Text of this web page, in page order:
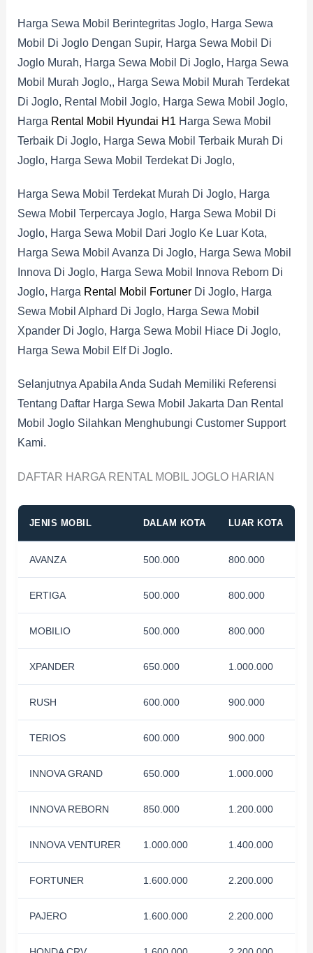
Harga Sewa Mobil Berintegritas Joglo, Harga Sewa
Mobil Di Joglo Dengan Supir, Harga Sewa Mobil Di
Joglo Murah, Harga Sewa Mobil Di Joglo, Harga Sewa
Mobil Murah Joglo,, Harga Sewa Mobil Murah Terdekat
Di Joglo, Rental Mobil Joglo, Harga Sewa Mobil Joglo,
Harga Rental Mobil Hyundai H1 Harga Sewa Mobil
Terbaik Di Joglo, Harga Sewa Mobil Terbaik Murah Di
Joglo, Harga Sewa Mobil Terdekat Di Joglo,
Harga Sewa Mobil Terdekat Murah Di Joglo, Harga
Sewa Mobil Terpercaya Joglo, Harga Sewa Mobil Di
Joglo, Harga Sewa Mobil Dari Joglo Ke Luar Kota,
Harga Sewa Mobil Avanza Di Joglo, Harga Sewa Mobil
Innova Di Joglo, Harga Sewa Mobil Innova Reborn Di
Joglo, Harga Rental Mobil FortunerDi Joglo, Harga
Sewa Mobil Alphard Di Joglo, Harga Sewa Mobil
Xpander Di Joglo, Harga Sewa Mobil Hiace Di Joglo,
Harga Sewa Mobil Elf Di Joglo.
Selanjutnya Apabila Anda Sudah Memiliki Referensi
Tentang Daftar Harga Sewa Mobil Jakarta Dan Rental
Mobil Joglo Silahkan Menghubungi Customer Support
Kami.
DAFTAR HARGA RENTAL MOBIL JOGLO HARIAN
JENIS MOBIL DALAM KOTA LUAR KOTA
AVANZA 500.000 800.000
ERTIGA 500.000 800.000
MOBILIO 500.000 800.000
XPANDER 650.000 1.000.000
RUSH 600.000 900.000
TERIOS 600.000 900.000
INNOVA GRAND 650.000 1.000.000
INNOVA REBORN 850.000 1.200.000
INNOVA VENTURER 1.000.000 1.400.000
FORTUNER 1.600.000 2.200.000
PAJERO 1.600.000 2.200.000